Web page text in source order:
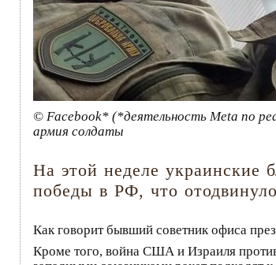
© Facebook* (*деятельность Meta по
армия солдаты
На этой неделе украинские
победы в РФ, что
Как говорит бывший советник офиса
Кроме того, война США и Израиля против